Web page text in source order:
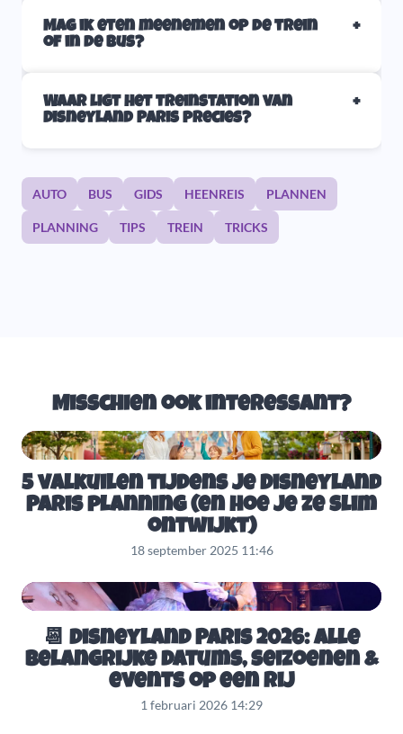
Mag ik eten meenemen op de trein
of in de bus?
Waar ligt het treinstation van
Disneyland Paris precies?
AUTO BUS GIDS HEENREIS PLANNEN
PLANNING TIPS TREIN TRICKS
Misschien ook interessant?
5 valkuilen tijdens je Disneyland
Paris planning (en hoe je ze slim
ontwijkt)
18 september 2025 11:46
📆 Disneyland Paris 2026: alle
belangrijke datums, seizoenen &
events op een rij
1 februari 2026 14:29